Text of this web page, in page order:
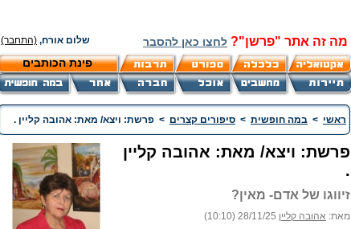
מה זה אתר "פרשן"? לחצו כאן להסבר שלום אורח, (התחבר)
פינת הכותבים
ראשי > במה חופשית > סיפורים קצרים > פרשת: ויצא/ מאת: אהובה קליין .
פרשת: ויצא/ מאת: אהובה קליין
.
זיווגו של אדם- מאין?
מאת: אהובה קליין 28/11/25 (10:10)